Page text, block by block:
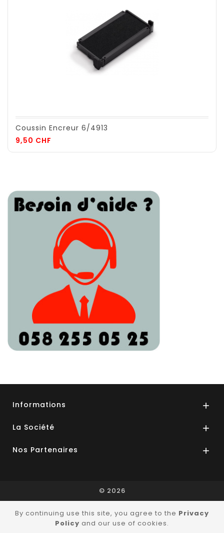
Coussin Encreur 6/4913
9,50 CHF
Informations 
La Société 
Nos Partenaires 
© 2026
By continuing use this site, you agree to the Privacy
Policy and our use of cookies.